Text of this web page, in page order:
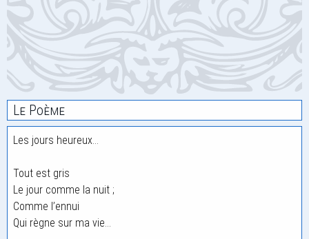
Le Poème
Les jours heureux…
Tout est gris
Le jour comme la nuit ;
Comme l’ennui
Qui règne sur ma vie…